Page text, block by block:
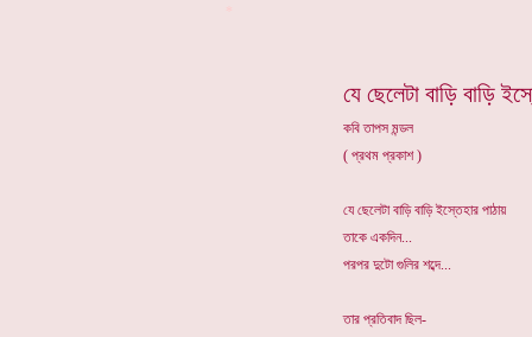
যে ছেলেটা বাড়ি বাড়ি
কবি তাপস মন্ডল
( প্রথম প্রকাশ )
যে ছেলেটা বাড়ি বাড়ি ইস্তেহার পাঠায়
তাকে একদিন...
পরপর দুটো গুলির শব্দে...
তার প্রতিবাদ ছিল-